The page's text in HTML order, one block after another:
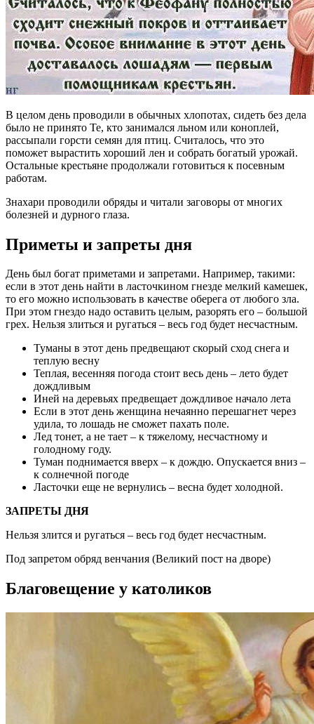
В целом день проводили в обычных хлопотах, сидеть без дела
было не принято Те, кто занимался льном или коноплей,
рассыпали горсти семян для птиц. Считалось, что это
поможет вырастить хороший лен и собрать богатый урожай.
Остальные крестьяне продолжали готовиться к посевным
работам.
Знахари проводили обряды и читали заговоры от многих
болезней и дурного глаза.
Приметы и запреты дня
День был богат приметами и запретами. Например, такими:
если в этот день найти в ласточкином гнезде мелкий камешек,
то его можно использовать в качестве оберега от любого зла.
При этом гнездо надо оставить целым, разорять его – большой
грех. Нельзя злиться и ругаться – весь год будет несчастным.
Туманы в этот день предвещают скорый сход снега и
теплую весну
Теплая, весенняя погода стоит весь день – лето будет
дождливым
Иней на деревьях предвещает дождливое начало лета
Если в этот день женщина нечаянно перешагнет через
удила, то лошадь не сможет пахать поле.
Лед тонет, а не тает – к тяжелому, несчастному и
голодному году.
Туман поднимается вверх – к дождю. Опускается вниз –
к солнечной погоде
Ласточки еще не вернулись – весна будет холодной.
ЗАПРЕТЫ ДНЯ
Нельзя злится и ругаться – весь год будет несчастным.
Под запретом обряд венчания (Великий пост на дворе)
Благовещение у католиков